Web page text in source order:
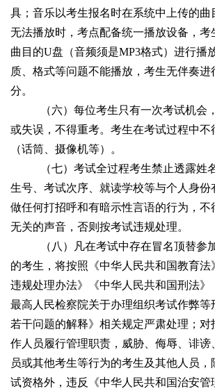
具；音乐以考生报名时在系统中上传的曲
无法播放时，考点配备统一播放设备，考
曲目的U盘（音频须是MP3格式）进行播
质、格式等问题不能播放，考生无伴奏
分。
（六）每位考生只有一次考试机会
或失误，不得重考。考生在考试过程中不
（话筒、摄像机等）。
（七）考试全过程考生禁止透露姓
生号、考试次序、就读学校等与个人身份
做任何打招呼和有暗示性言语的行为，不
无关的声音，否则按考试违规处理。
（八）凡在考试中存在冒名顶替参
的考生，将按照《中华人民共和国教育法
违规处理办法》《中华人民共和国刑法》
最高人民检察院关于办理组织考试作弊等
若干问题的解释》相关规定严肃处理；对
作人员履行管理职责，威胁、侮辱、诽谤
员或其他考生等行为的考生及其他人员
试资格外，违反《中华人民共和国治安管